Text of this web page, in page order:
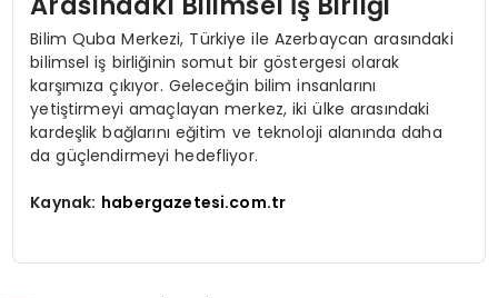
Bilim Quba Merkezi, Türkiye ile Azerbaycan arasındaki
bilimsel iş birliğinin somut bir göstergesi olarak
karşımıza çıkıyor. Geleceğin bilim insanlarını
yetiştirmeyi amaçlayan merkez, iki ülke arasındaki
kardeşlik bağlarını eğitim ve teknoloji alanında daha
da güçlendirmeyi hedefliyor.
Kaynak: habergazetesi.com.tr